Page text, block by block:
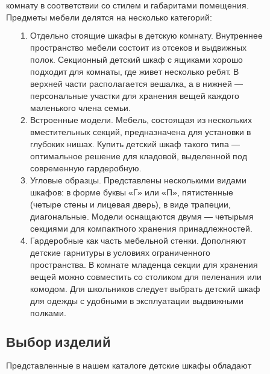
комнату в соответствии со стилем и габаритами помещения.
Предметы мебели делятся на несколько категорий:
Отдельно стоящие шкафы в детскую комнату. Внутреннее
пространство мебели состоит из отсеков и выдвижных
полок. Секционный детский шкаф с ящиками хорошо
подходит для комнаты, где живет несколько ребят. В
верхней части располагается вешалка, а в нижней —
персональные участки для хранения вещей каждого
маленького члена семьи.
Встроенные модели. Мебель, состоящая из нескольких
вместительных секций, предназначена для установки в
глубоких нишах. Купить детский шкаф такого типа —
оптимальное решение для кладовой, выделенной под
современную гардеробную.
Угловые образцы. Представлены несколькими видами
шкафов: в форме буквы «Г» или «П», пятистенные
(четыре стены и лицевая дверь), в виде трапеции,
диагональные. Модели оснащаются двумя — четырьмя
секциями для компактного хранения принадлежностей.
Гардеробные как часть мебельной стенки. Дополняют
детские гарнитуры в условиях ограниченного
пространства. В комнате младенца секции для хранения
вещей можно совместить со столиком для пеленания или
комодом. Для школьников следует выбрать детский шкаф
для одежды с удобными в эксплуатации выдвижными
полками.​
Выбор изделий
Представленные в нашем каталоге детские шкафы обладают